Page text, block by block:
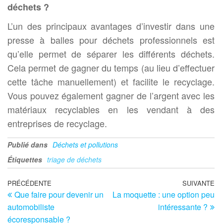
déchets ?
L’un des principaux avantages d’investir dans une
presse à balles pour déchets professionnels est
qu’elle permet de séparer les différents déchets.
Cela permet de gagner du temps (au lieu d’effectuer
cette tâche manuellement) et facilite le recyclage.
Vous pouvez également gagner de l’argent avec les
matériaux recyclables en les vendant à des
entreprises de recyclage.
Publié dans Déchets et pollutions
Étiquettes triage de déchets
Navigation
de
l’article
Article
précédent
PRÉCÉDENTE
Que faire pour devenir un
automobiliste
écoresponsable ?
SUIVANTE
La moquette : une option peu
intéressante ?